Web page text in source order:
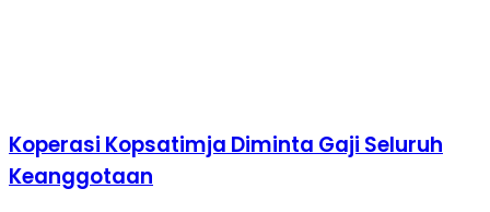
Koperasi Kopsatimja Diminta Gaji Seluruh
Keanggotaan